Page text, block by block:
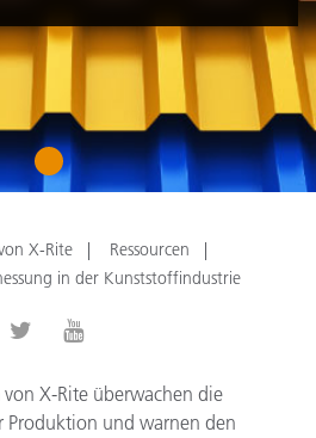
1
X-Rite
Ressourcen
in der Kunststoffindustrie
von X-Rite überwachen die
Produktion und warnen den